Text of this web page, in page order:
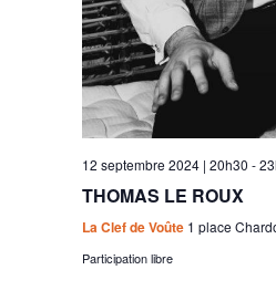
12 septembre 2024 | 20h30 -
THOMAS LE ROUX
La Clef de Voûte 1 place
Participation libre